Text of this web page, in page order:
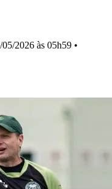
05/2026 às 05h59 •